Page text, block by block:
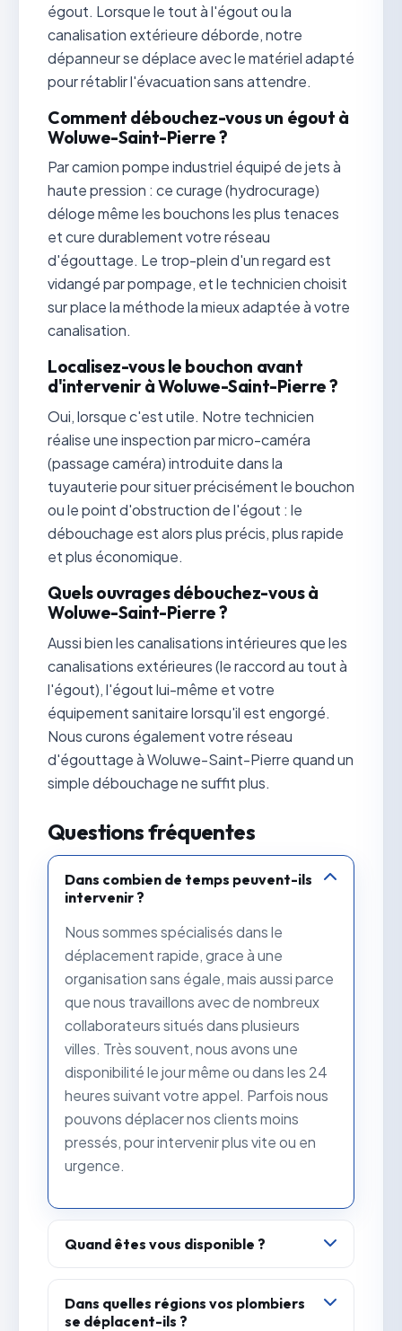
égout. Lorsque le tout à l'égout ou la
canalisation extérieure déborde, notre
dépanneur se déplace avec le matériel adapté
pour rétablir l'évacuation sans attendre.
Comment débouchez-vous un égout à
Woluwe-Saint-Pierre ?
Par camion pompe industriel équipé de jets à
haute pression : ce curage (hydrocurage)
déloge même les bouchons les plus tenaces
et cure durablement votre réseau
d'égouttage. Le trop-plein d'un regard est
vidangé par pompage, et le technicien choisit
sur place la méthode la mieux adaptée à votre
canalisation.
Localisez-vous le bouchon avant
d'intervenir à Woluwe-Saint-Pierre ?
Oui, lorsque c'est utile. Notre technicien
réalise une inspection par micro-caméra
(passage caméra) introduite dans la
tuyauterie pour situer précisément le bouchon
ou le point d'obstruction de l'égout : le
débouchage est alors plus précis, plus rapide
et plus économique.
Quels ouvrages débouchez-vous à
Woluwe-Saint-Pierre ?
Aussi bien les canalisations intérieures que les
canalisations extérieures (le raccord au tout à
l'égout), l'égout lui-même et votre
équipement sanitaire lorsqu'il est engorgé.
Nous curons également votre réseau
d'égouttage à Woluwe-Saint-Pierre quand un
simple débouchage ne suffit plus.
Questions fréquentes
Dans combien de temps peuvent-ils
intervenir ?
Nous sommes spécialisés dans le
déplacement rapide, grace à une
organisation sans égale, mais aussi parce
que nous travaillons avec de nombreux
collaborateurs situés dans plusieurs
villes. Très souvent, nous avons une
disponibilité le jour même ou dans les 24
heures suivant votre appel. Parfois nous
pouvons déplacer nos clients moins
pressés, pour intervenir plus vite ou en
urgence.
Quand êtes vous disponible ?
Nous sommes disponibles au téléphone
24h sur 24 et 7 jours sur 7. La nuit, il sagit
enfait d'une permanence téléphonique,
Dans quelles régions vos plombiers
se déplacent-ils ?